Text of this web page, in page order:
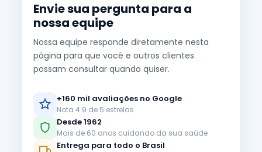
Envie sua pergunta para a
nossa equipe
Nossa equipe responde diretamente nesta
página para que você e outros clientes
possam consultar quando quiser.
+160 mil avaliações no Google
Nota 4.9 de 5 estrelas
Desde 1962
Mais de 60 anos cuidando da sua saúde
Entrega para todo o Brasil